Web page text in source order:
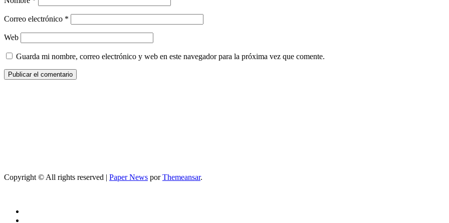
Correo electrónico *
Web
Guarda mi nombre, correo electrónico y web en este navegador para la próxima vez que comente.
Copyright © All rights reserved | Paper News porThemeansar.